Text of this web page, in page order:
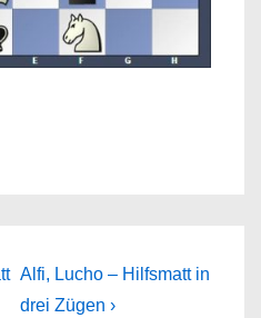
Next
Post
Alfi, Lucho – Hilfsmatt in
drei Zügen ›